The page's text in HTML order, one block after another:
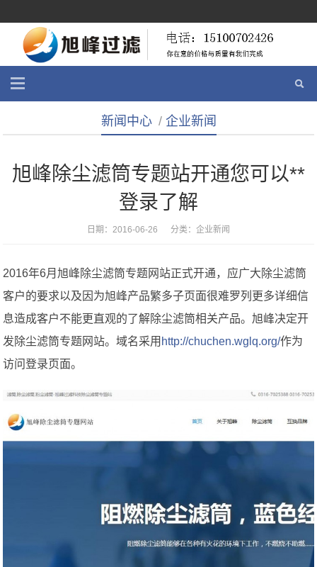
新闻中心 / 企业新闻
旭峰除尘滤筒专题站开通您可以**
登录了解
日期：2016-06-26 分类： 企业新闻
2016年6月旭峰除尘滤筒专题网站正式开通，应广大除尘滤筒
客户的要求以及因为旭峰产品繁多子页面很难罗列更多详细信
息造成客户不能更直观的了解除尘滤筒相关产品。旭峰决定开
发除尘滤筒专题网站。域名采用 http://chuchen.wglq.org/作为
访问登录页面。